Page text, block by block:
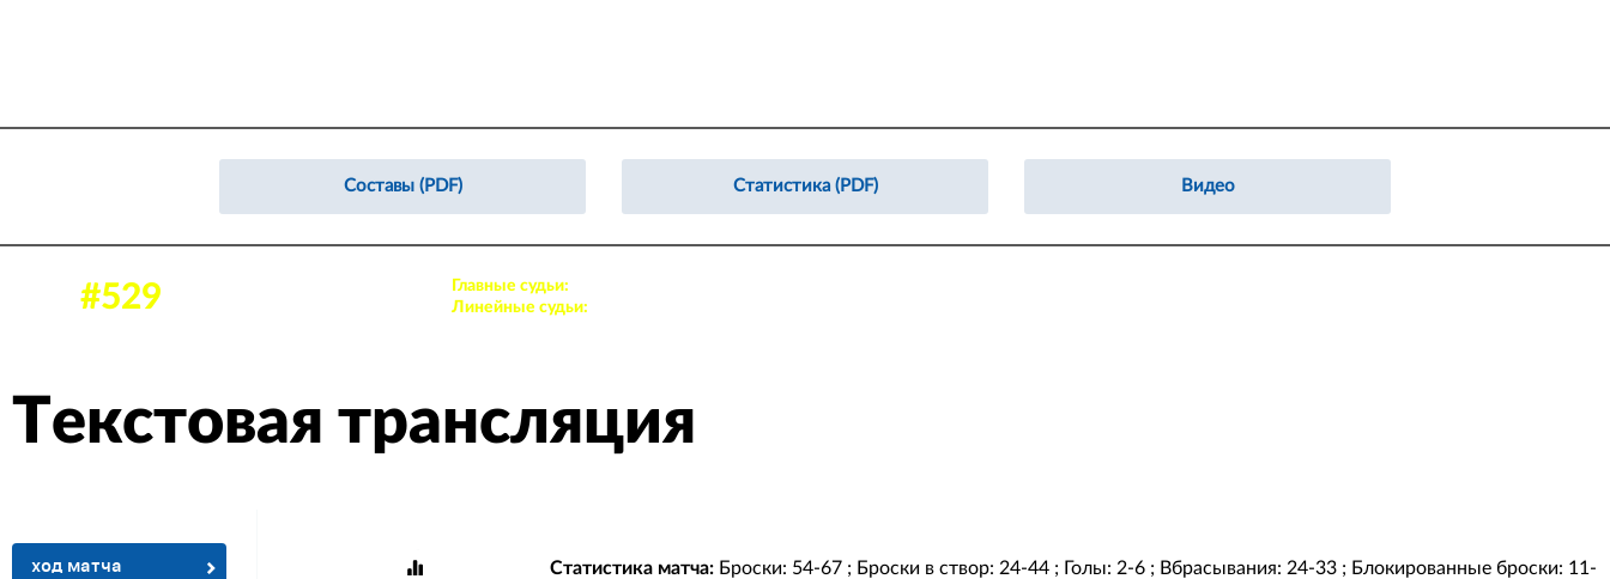
Составы (PDF) Статистика (PDF) Видео
#529 Главные судьи:
Линейные судьи:
Текстовая трансляция
ход матча Статистика матча:Броски: 54-67 ; Броски в створ: 24-44 ; Голы: 2-6 ; Вбрасывания: 24-33 ; Блокированные броски: 11-